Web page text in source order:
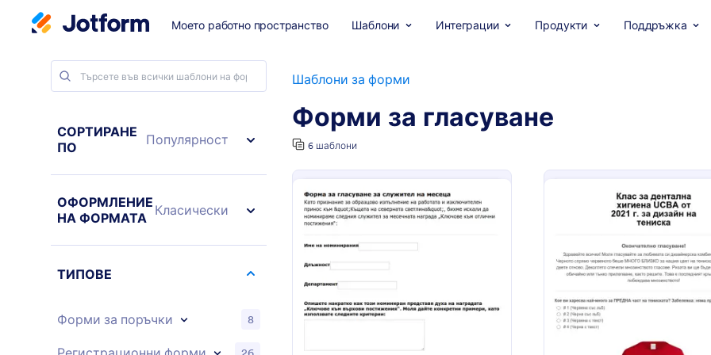
Моето работно пространство Шаблони Интеграции Продукти Поддръжка
Шаблони за форми
Форми за гласуване
6 шаблони
Преглед :
СОРТИРАНЕ
ПО
Популярност
ОФОРМЛЕНИЕ
НА ФОРМАТА Класически
ТИПОВЕ
Форми за поръчки 8